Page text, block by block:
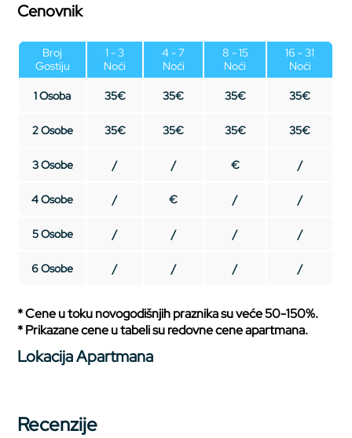
Cenovnik
Broj
Gostiju
1 - 3
Noći
4 - 7
Noći
8 - 15
Noći
16 - 31
Noći
1 Osoba 35€ 35€ 35€ 35€
2 Osobe 35€ 35€ 35€ 35€
3 Osobe / / € /
4 Osobe / € / /
5 Osobe / / / /
6 Osobe / / / /
* Cene u toku novogodišnjih praznika su veće 50-150%.
* Prikazane cene u tabeli su redovne cene apartmana.
Lokacija Apartmana
Recenzije